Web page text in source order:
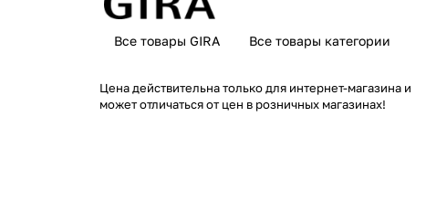
Все товары GIRA Все товары категории
Цена действительна только для интернет-магазина и
может отличаться от цен в розничных магазинах!